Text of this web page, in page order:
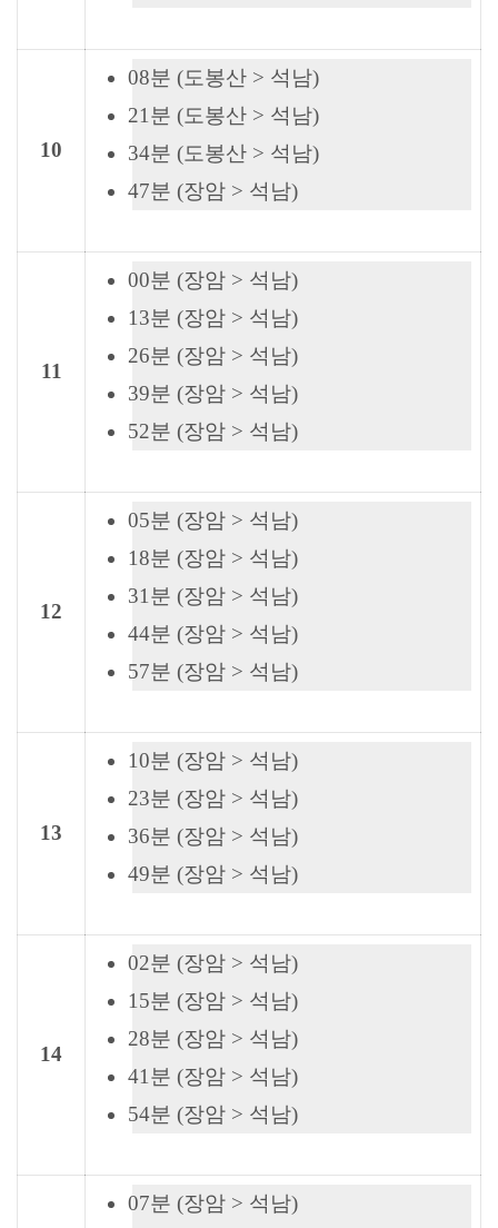
10
08분 (도봉산 > 석남)
21분 (도봉산 > 석남)
34분 (도봉산 > 석남)
47분 (장암 > 석남)
11
00분 (장암 > 석남)
13분 (장암 > 석남)
26분 (장암 > 석남)
39분 (장암 > 석남)
52분 (장암 > 석남)
12
05분 (장암 > 석남)
18분 (장암 > 석남)
31분 (장암 > 석남)
44분 (장암 > 석남)
57분 (장암 > 석남)
13
10분 (장암 > 석남)
23분 (장암 > 석남)
36분 (장암 > 석남)
49분 (장암 > 석남)
14
02분 (장암 > 석남)
15분 (장암 > 석남)
28분 (장암 > 석남)
41분 (장암 > 석남)
54분 (장암 > 석남)
07분 (장암 > 석남)